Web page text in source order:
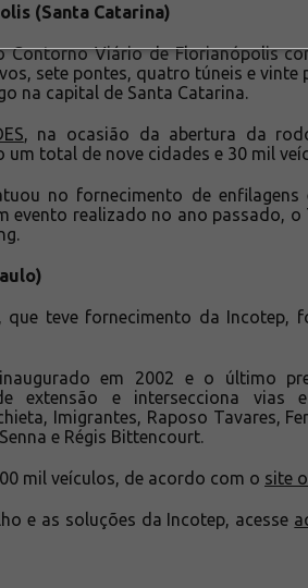
(Santa Catarina)
Contorno Viário de Florianópolis
sete pontes, quatro túneis e vinte
na capital de Santa Catarina.
, na ocasião da abertura da
total de nove cidades e 30 mil
no fornecimento de enfilagens
evento realizado no ano passado,
que teve fornecimento da Incotep,
em 2002 e o último
extensão e intersecciona vias
Imigrantes, Raposo Tavares,
e Régis Bittencourt.
mil veículos, de acordo com o site
e as soluções da Incotep, acesse